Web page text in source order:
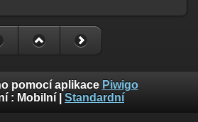
pomocí aplikace Piwigo
: Mobilní Standardní